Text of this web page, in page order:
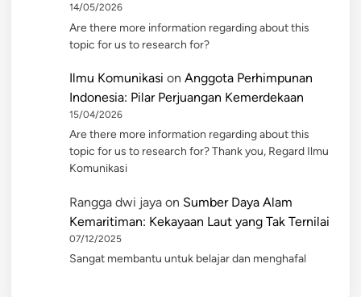
14/05/2026
Are there more information regarding about this
topic for us to research for?
Ilmu Komunikasi on Anggota Perhimpunan
Indonesia: Pilar Perjuangan Kemerdekaan
15/04/2026
Are there more information regarding about this
topic for us to research for? Thank you, Regard Ilmu
Komunikasi
Rangga dwi jaya on Sumber Daya Alam
Kemaritiman: Kekayaan Laut yang Tak Ternilai
07/12/2025
Sangat membantu untuk belajar dan menghafal